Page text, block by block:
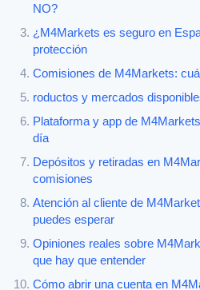
NO?
¿M4Markets es seguro en
protección
Comisiones de M4Markets:
roductos y mercados
Plataforma y app de
día
Depósitos y retiradas en
comisiones
Atención al cliente de
puedes esperar
Opiniones reales sobre
que hay que entender
Cómo abrir una cuenta en